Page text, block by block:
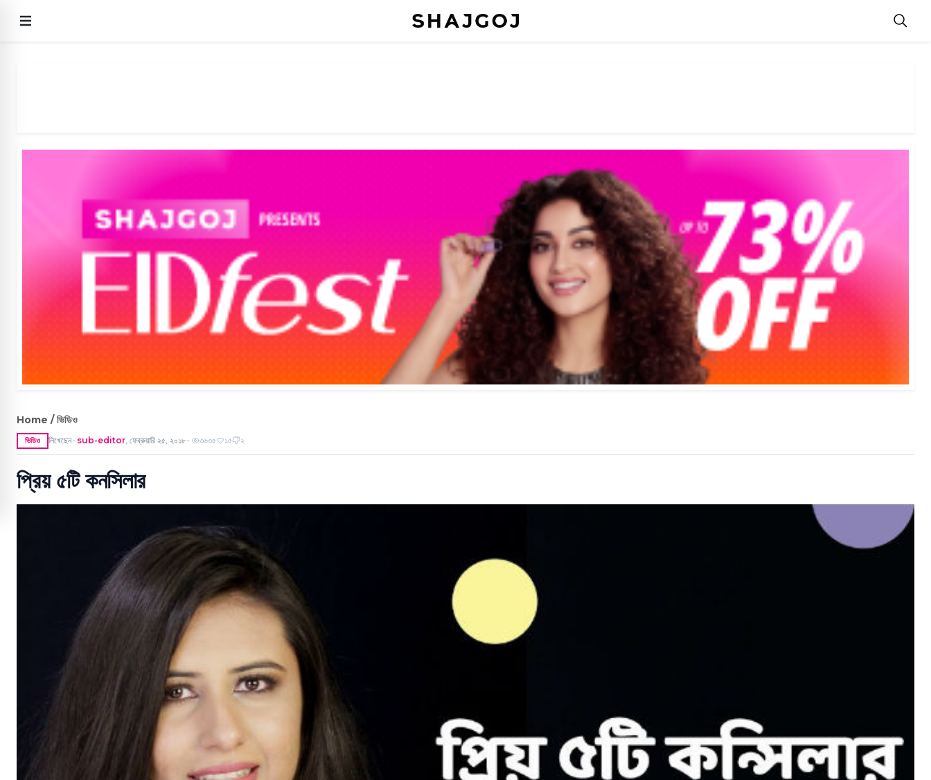
Home / ভিডিও
ভিডিও লিখেছেন ● sub-editor, ফেব্রুয়ারি ২৫, ২০১৮ ● ৩৬৩৫ ১৫ ২
প্রিয় ৫টি কনসিলার